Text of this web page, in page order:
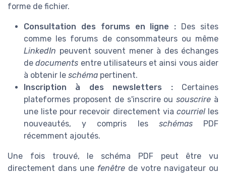
forme de fichier.
Consultation des forums en ligne : Des sites
comme les forums de consommateurs ou même
LinkedIn peuvent souvent mener à des échanges
dedocuments entre utilisateurs et ainsi vous aider
à obtenir le schéma pertinent.
Inscription à des newsletters :Certaines
plateformes proposent de s'inscrire ousouscrire à
une liste pour recevoir directement via courrielles
nouveautés, y compris les schémasPDF
récemment ajoutés.
Une fois trouvé, le schéma PDF peut être vu
directement dans une fenêtre de votre navigateur ou